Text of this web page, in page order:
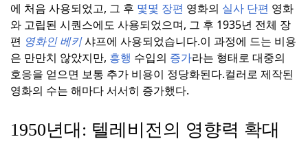
에 처음 사용되었고, 그 후 몇몇 장편 영화의 실사 단편 영화
와 고립된 시퀀스에도 사용되었으며, 그 후 1935년 전체 장
편 영화인 베키샤프에 사용되었습니다.이 과정에 드는 비용
은 만만치 않았지만, 흥행 수입의 증가라는 형태로 대중의
호응을 얻으면 보통 추가 비용이 정당화된다.컬러로 제작된
영화의 수는 해마다 서서히 증가했다.
1950년대: 텔레비전의 영향력 확대